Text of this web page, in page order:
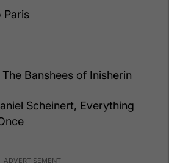
Paris
Banshees of Inisherin
Scheinert, Everything